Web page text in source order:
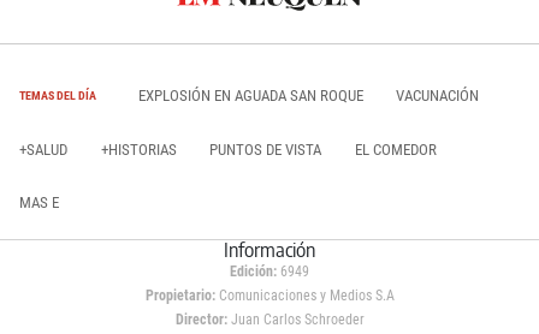
TEMAS DEL DÍA EXPLOSIÓN EN AGUADA SAN ROQUE VACUNACIÓN
+SALUD +HISTORIAS PUNTOS DE VISTA EL COMEDOR
MAS E
Información
Edición: 6949
Propietario:Comunicaciones y Medios S.A
Director: Juan Carlos Schroeder